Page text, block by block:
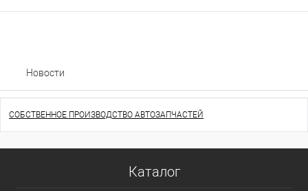
Новости
СОБСТВЕННОЕ ПРОИЗВОДСТВО АВТОЗАПЧАСТЕЙ
Каталог